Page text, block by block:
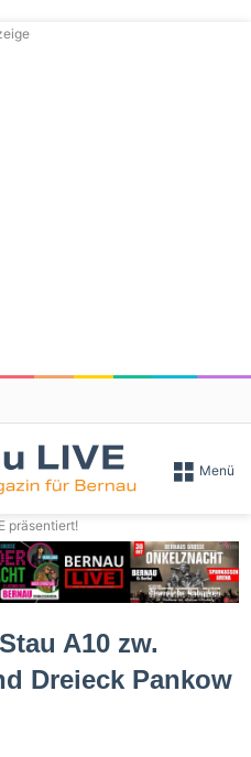
Menü
präsentiert!
A10 zw.
Dreieck Pankow